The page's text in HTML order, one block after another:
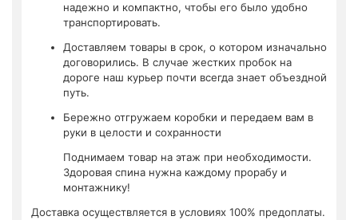
надежно и компактно, чтобы его было удобно
транспортировать.
Доставляем товары в срок, о котором изначально
договорились. В случае жестких пробок на
дороге наш курьер почти всегда знает объездной
путь.
Бережно отгружаем коробки и передаем вам в
руки в целости и сохранности
Поднимаем товар на этаж при необходимости.
Здоровая спина нужна каждому прорабу и
монтажнику!
Доставка осуществляется в условиях 100% предоплаты.